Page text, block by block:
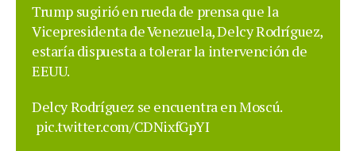
Trump sugirió en rueda de prensa que la
Vicepresidenta de Venezuela, Delcy Rodríguez,
estaría dispuesta a tolerar la intervención de
EEUU.
Delcy Rodríguez se encuentra en Moscú.
pic.twitter.com/CDNixfGpYI